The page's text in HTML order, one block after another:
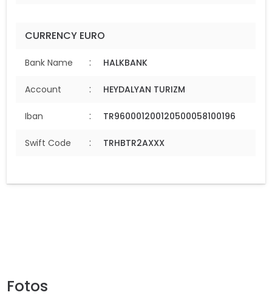
CURRENCY EURO
Bank Name : HALKBANK
Account : HEYDALYAN TURIZM
Iban : TR960001200120500058100196
Swift Code : TRHBTR2AXXX
Fotos